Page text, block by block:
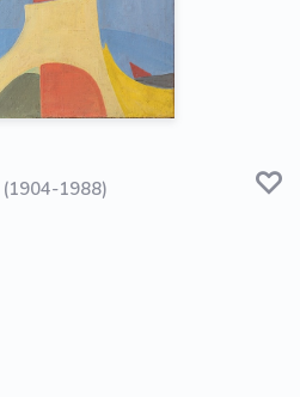
(1904-1988)